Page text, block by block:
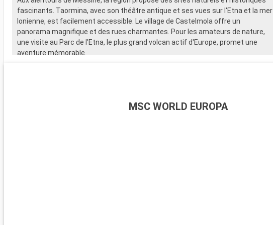
fascinants. Taormina, avec son théâtre antique et ses vues sur l'Etna et la mer
Ionienne, est facilement accessible. Le village de Castelmola offre un
panorama magnifique et des rues charmantes. Pour les amateurs de nature,
une visite au Parc de l'Etna, le plus grand volcan actif d'Europe, promet une
aventure mémorable.
MSC WORLD EUROPA